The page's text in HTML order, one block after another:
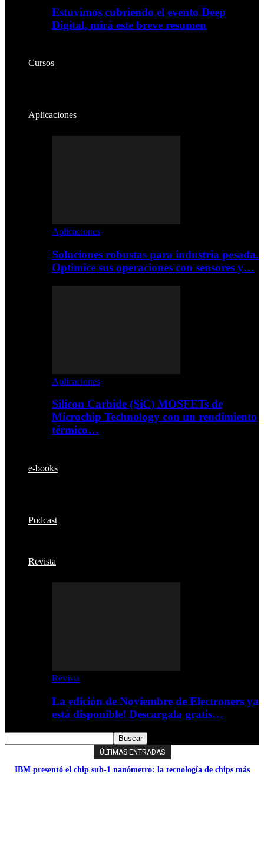
Estuvimos cubriendo el evento Deep
Digital, mirá este breve resumen
Cursos
Aplicaciones
Aplicaciones
Soluciones robustas para industria pesada.
Optimice sus operaciones con sensores y…
Aplicaciones
Silicon Carbide (SiC) MOSFETs de
Microchip Technology con un rendimiento
térmico…
e-books
Podcast
Revista
Revista
La edición de Noviembre de Electroners ya
está disponible! Descargala gratis…
ÚLTIMAS ENTRADAS
IBM presentó el chip sub-1 nanómetro: la tecnología de chips más